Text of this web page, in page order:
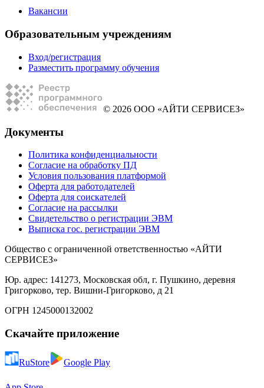
Вакансии
Образовательным учреждениям
Вход/регистрация
Разместить программу обучения
© 2026 ООО «АЙТИ СЕРВИСЕЗ»
Документы
Политика конфиденциальности
Согласие на обработку ПД
Условия пользования платформой
Оферта для работодателей
Оферта для соискателей
Согласие на рассылки
Свидетельство о регистрации ЭВМ
Выписка гос. регистрации ЭВМ
Общество с ограниченной ответственностью «АЙТИ
СЕРВИСЕЗ»
Юр. адрес: 141273, Московская обл, г. Пушкино, деревня
Григорково, тер. Вишни-Григорково, д 21
ОГРН 1245000132002
Скачайте приложение
RuStore Google Play